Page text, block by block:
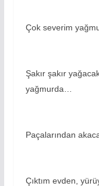
Çok severim
Şakır şakır
yağmurda…
Paçalarından
Çıktım evden,